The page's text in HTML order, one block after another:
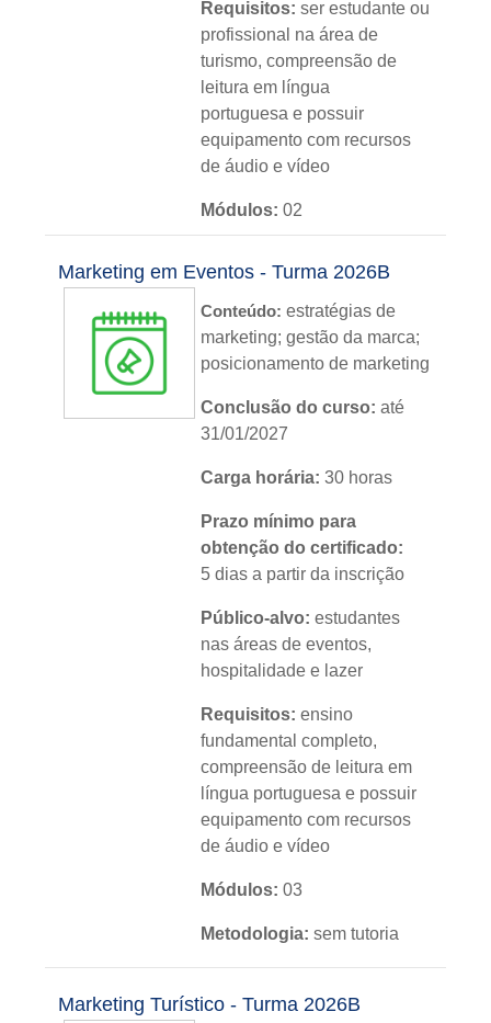
Requisitos: ser estudante ou
profissional na área de
turismo, compreensão de
leitura em língua
portuguesa e possuir
equipamento com recursos
de áudio e vídeo
Módulos: 02
Nível:básico
Marketing em Eventos - Turma 2026B
Conteúdo:estratégias de
marketing; gestão da marca;
posicionamento de marketing
Conclusão do curso: até
31/01/2027
Carga horária:30 horas
Prazo mínimo para
obtenção do certificado:
5 dias a partir da inscrição
Público-alvo: estudantes
nas áreas de eventos,
hospitalidade e lazer
Requisitos:ensino
fundamental completo,
compreensão de leitura em
língua portuguesa e possuir
equipamento com recursos
de áudio e vídeo
Módulos:03
Metodologia:sem tutoria
Marketing Turístico - Turma 2026B